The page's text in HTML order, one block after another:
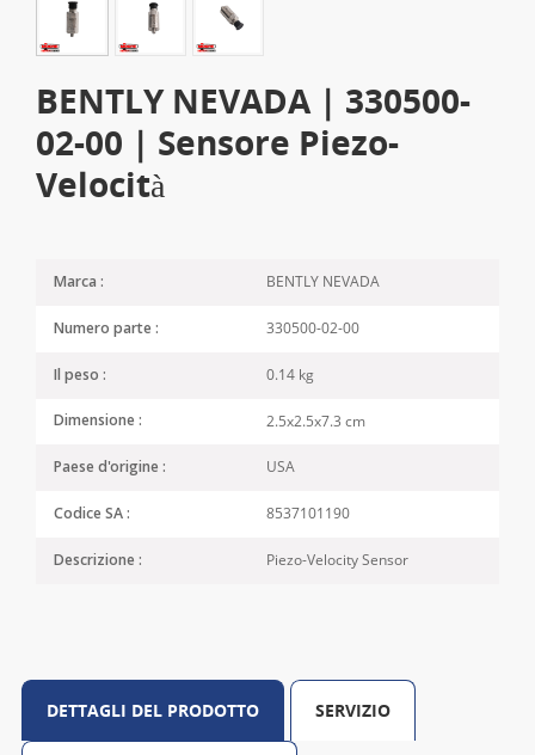
BENTLY NEVADA | 330500-
02-00 | Sensore Piezo-
Velocità
Marca : BENTLY NEVADA
Numero parte : 330500-02-00
Il peso : 0.14 kg
Dimensione : 2.5x2.5x7.3 cm
Paese d'origine : USA
Codice SA : 8537101190
Descrizione : Piezo-Velocity Sensor
DETTAGLI DEL PRODOTTO SERVIZIO